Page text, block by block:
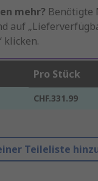
mehr? Benötigte
auf
klicken.
Pro Stück
CHF.331.99
Teileliste